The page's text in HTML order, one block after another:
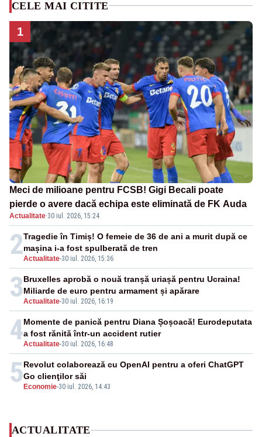
CELE MAI CITITE
1
Meci de milioane pentru FCSB! Gigi Becali poate
pierde o avere dacă echipa este eliminată de FK Auda
Actualitate·30 iul. 2026, 15:24
2Actualitate-30 iul. 2026, 15:36
Tragedie în Timiș! O femeie de 36 de ani a murit după ce
mașina i-a fost spulberată de tren
3Actualitate-30 iul. 2026, 16:19
Bruxelles aprobă o nouă tranșă uriașă pentru Ucraina!
Miliarde de euro pentru armament și apărare
4Actualitate-30 iul. 2026, 16:48
Momente de panică pentru Diana Șoșoacă! Eurodeputata
a fost rănită într-un accident rutier
5 Economie-30 iul. 2026, 14:43
Revolut colaborează cu OpenAI pentru a oferi ChatGPT
Go clienţilor săi
ACTUALITATE